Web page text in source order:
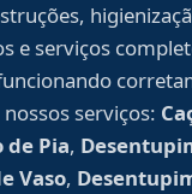
e serviços
serviços:
Pia,
Vaso,